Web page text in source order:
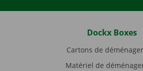
Dockx Boxes
Cartons de
Matériel de